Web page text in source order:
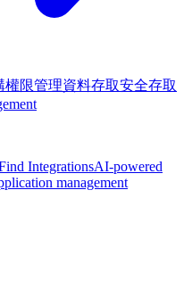
權限管理資料存取安全存取
IntegrationsAI-powered
management